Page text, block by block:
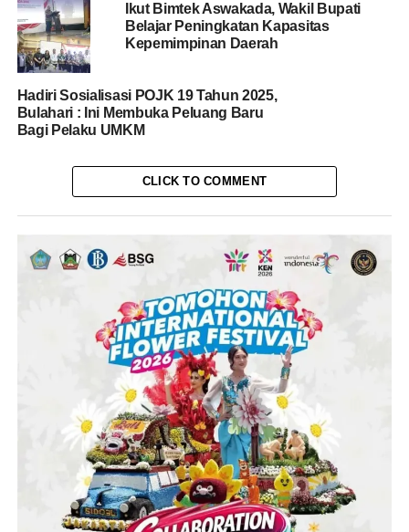
Ikut Bimtek Aswakada, Wakil Bupati
Belajar Peningkatan Kapasitas
Kepemimpinan Daerah
Hadiri Sosialisasi POJK 19 Tahun 2025,
Bulahari : Ini Membuka Peluang Baru
Bagi Pelaku UMKM
CLICK TO COMMENT